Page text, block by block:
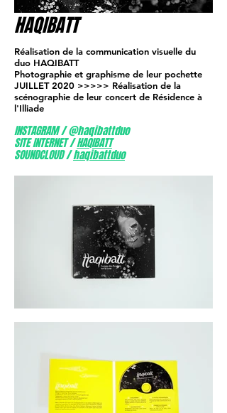
HAQIBATT
Réalisation de la communication visuelle du
duo HAQIBATT
Photographie et graphisme de leur pochette
JUILLET 2020 >>>>> Réalisation de la
scénographie de leur concert de Résidence à
l'Illiade
INSTAGRAM / @haqibattduo
SITE INTERNET /HAQIBATT
SOUNDCLOUD /haqibattduo